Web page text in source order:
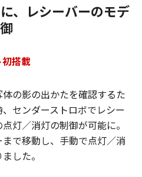
、レシーバーのモデ
搭載
の影の出かたを確認するた
センダーストロボでレシー
灯／消灯の制御が可能に。
で移動し、手動で点灯／消
した。